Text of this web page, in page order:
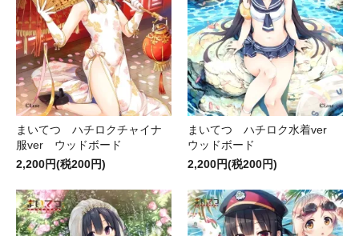
まいてつ ハチロクチャイナ
服ver ウッドボード
2,200円(税200円)
まいてつ ハチロク水着ver
ウッドボード
2,200円(税200円)